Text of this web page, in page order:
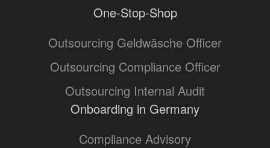
One-Stop-Shop
Outsourcing Geldwäsche Officer
Outsourcing Compliance Officer
Outsourcing Internal Audit
Onboarding in Germany
Compliance Advisory